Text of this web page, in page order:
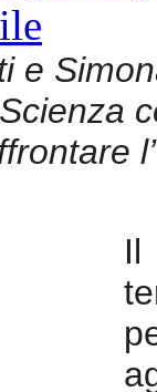
e
Il